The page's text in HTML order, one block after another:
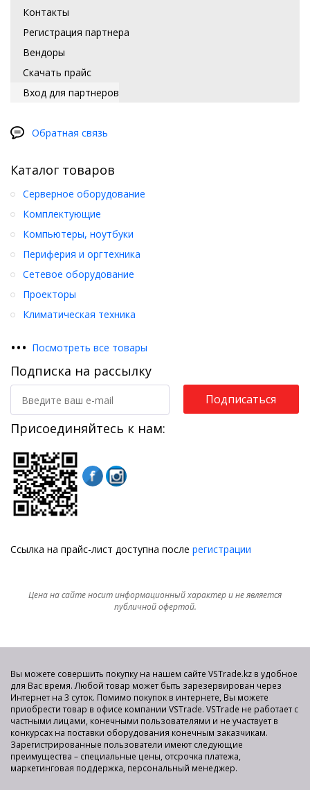
Контакты
Регистрация партнера
Вендоры
Скачать прайс
Вход для партнеров
Обратная связь
Каталог товаров
Серверное оборудование
Комплектующие
Компьютеры, ноутбуки
Периферия и оргтехника
Сетевое оборудование
Проекторы
Климатическая техника
••• Посмотреть все товары
Подписка на рассылку
Подписаться
Присоединяйтесь к нам:
Ссылка на прайс-лист доступна после регистрации
Цена на сайте носит информационный характер и не является
публичной офертой.
Вы можете совершить покупку на нашем сайте VSTrade.kz в удобное
для Вас время. Любой товар может быть зарезервирован через
Интернет на 3 суток. Помимо покупок в интернете, Вы можете
приобрести товар в офисе компании VSTrade. VSTrade не работает с
частными лицами, конечными пользователями и не участвует в
конкурсах на поставки оборудования конечным заказчикам.
Зарегистрированные пользователи имеют следующие
преимущества – специальные цены, отсрочка платежа,
маркетинговая поддержка, персональный менеджер.